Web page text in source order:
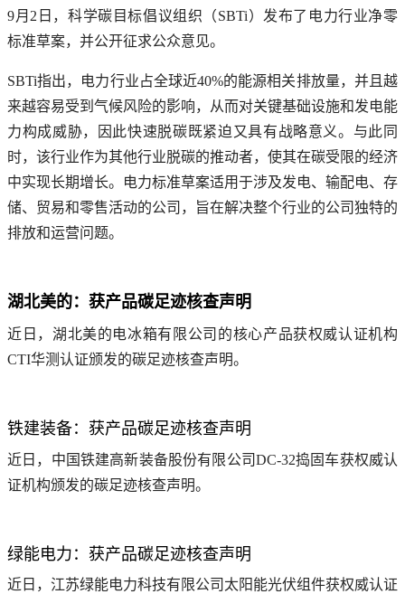
9月2日，科学碳目标倡议组织（SBTi）发布了电力行业净零
标准草案，并公开征求公众意见。
SBTi指出，电力行业占全球近40%的能源相关排放量，并且越
来越容易受到气候风险的影响，从而对关键基础设施和发电能
力构成威胁，因此快速脱碳既紧迫又具有战略意义。与此同
时，该行业作为其他行业脱碳的推动者，使其在碳受限的经济
中实现长期增长。电力标准草案适用于涉及发电、输配电、存
储、贸易和零售活动的公司，旨在解决整个行业的公司独特的
排放和运营问题。
湖北美的：获产品碳足迹核查声明
近日，湖北美的电冰箱有限公司的核心产品获权威认证机构
CTI华测认证颁发的碳足迹核查声明。
铁建装备：获产品碳足迹核查声明
近日，中国铁建高新装备股份有限公司DC-32捣固车获权威认
证机构颁发的碳足迹核查声明。
绿能电力：获产品碳足迹核查声明
近日，江苏绿能电力科技有限公司太阳能光伏组件获权威认证